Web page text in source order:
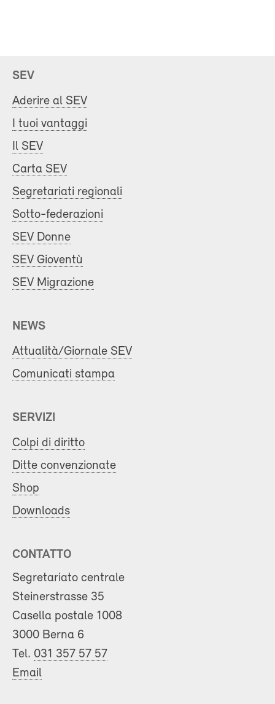
SEV
Aderire al SEV
I tuoi vantaggi
Il SEV
Carta SEV
Segretariati regionali
Sotto-federazioni
SEV Donne
SEV Gioventù
SEV Migrazione
NEWS
Attualità/Giornale SEV
Comunicati stampa
SERVIZI
Colpi di diritto
Ditte convenzionate
Shop
Downloads
CONTATTO
Segretariato centrale
Steinerstrasse 35
Casella postale 1008
3000 Berna 6
Tel. 031 357 57 57
Email